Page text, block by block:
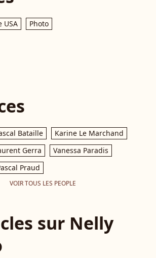
USA Photo
Bataille
Karine Le Marchand
Gerra
Vanessa Paradis
Praud
VOIR TOUS LES PEOPLE
sur Nelly